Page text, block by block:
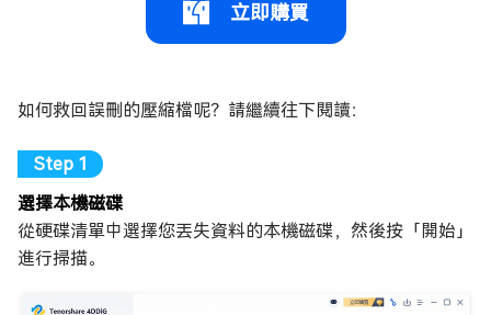
立即購買
如何救回誤刪的壓縮檔呢？請繼續往下閱讀：
選擇本機磁碟
從硬碟清單中選擇您丟失資料的本機磁碟，然後按「開始」
進行掃描。